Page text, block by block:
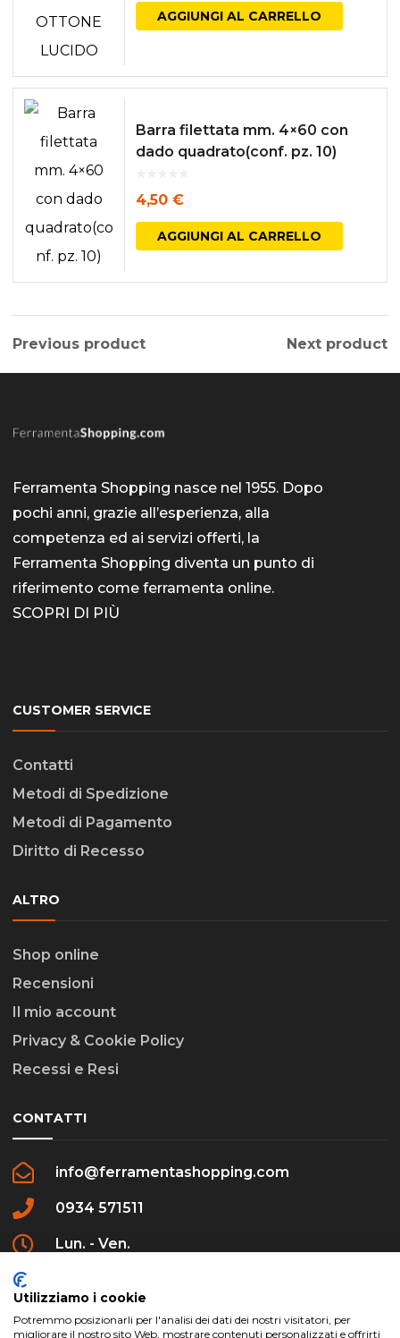
AGGIUNGI AL CARRELLO
Barra filettata mm. 4×60 con
dado quadrato(conf. pz. 10)
4,50 €
AGGIUNGI AL CARRELLO
Previous product Next product
Ferramenta Shopping nasce nel 1955. Dopo
pochi anni, grazie all’esperienza, alla
competenza ed ai servizi offerti, la
Ferramenta Shopping diventa un punto di
riferimento come ferramenta online.
SCOPRI DI PIÙ
CUSTOMER SERVICE
Contatti
Metodi di Spedizione
Metodi di Pagamento
Diritto di Recesso
ALTRO
Shop online
Recensioni
Il mio account
Privacy & Cookie Policy
Recessi e Resi
CONTATTI
info@ferramentashopping.com
0934 571511
Lun. - Ven.
Utilizziamo i cookie
Potremmo posizionarli per l'analisi dei dati dei nostri visitatori, per
migliorare il nostro sito Web, mostrare contenuti personalizzati e offrirti